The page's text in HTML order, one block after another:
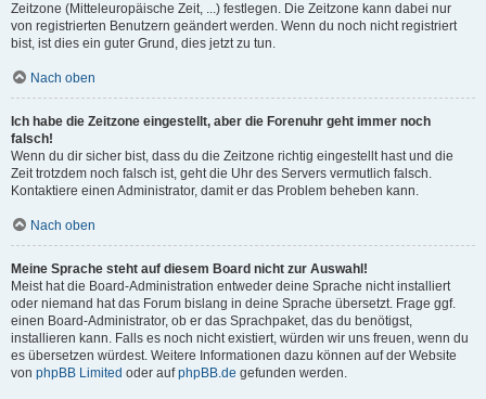
Zeitzone (Mitteleuropäische Zeit, ...) festlegen. Die Zeitzone kann dabei nur
von registrierten Benutzern geändert werden. Wenn du noch nicht registriert
bist, ist dies ein guter Grund, dies jetzt zu tun.
Nach oben
Ich habe die Zeitzone eingestellt, aber die Forenuhr geht immer noch
falsch!
Wenn du dir sicher bist, dass du die Zeitzone richtig eingestellt hast und die
Zeit trotzdem noch falsch ist, geht die Uhr des Servers vermutlich falsch.
Kontaktiere einen Administrator, damit er das Problem beheben kann.
Nach oben
Meine Sprache steht auf diesem Board nicht zur Auswahl!
Meist hat die Board-Administration entweder deine Sprache nicht installiert
oder niemand hat das Forum bislang in deine Sprache übersetzt. Frage ggf.
einen Board-Administrator, ob er das Sprachpaket, das du benötigst,
installieren kann. Falls es noch nicht existiert, würden wir uns freuen, wenn du
es übersetzen würdest. Weitere Informationen dazu können auf der Website
von phpBB Limited oder aufphpBB.de gefunden werden.